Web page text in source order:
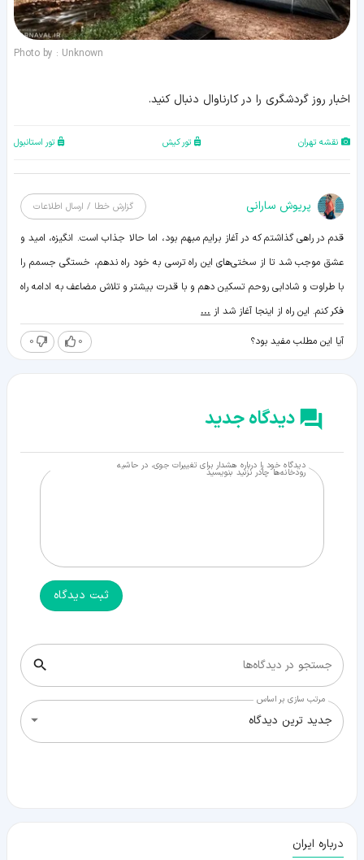
Photo by : Unknown
اخبار روز گردشگری را در کارناوال دنبال کنید.
نقشه تهران تور کیش تور استانبول
پریوش سارانی گزارش خطا / ارسال اطلاعات
قدم در راهی گذاشتم که در آغاز برایم مبهم بود، اما حالا جذاب است. انگیزه، امید و
عشق موجب شد تا از سختی‌های این راه ترسی به خود راه ندهم، خستگی جسمم را
با طراوت و شادابی روحم تسکین دهم و با قدرت بیشتر و تلاش مضاعف به ادامه راه
فکر کنم. این راه از اینجا آغاز شد از ...
آیا این مطلب مفید بود؟ 0
0
دیدگاه جدید
دیدگاه خود را درباره هشدار برای تغییرات جوی، در حاشیه
رودخانه‌ها چادر نزنید بنویسید
ثبت دیدگاه
جستجو در دیدگاه‌ها
مرتب سازی بر اساس
جدید ترین دیدگاه
درباره ایران